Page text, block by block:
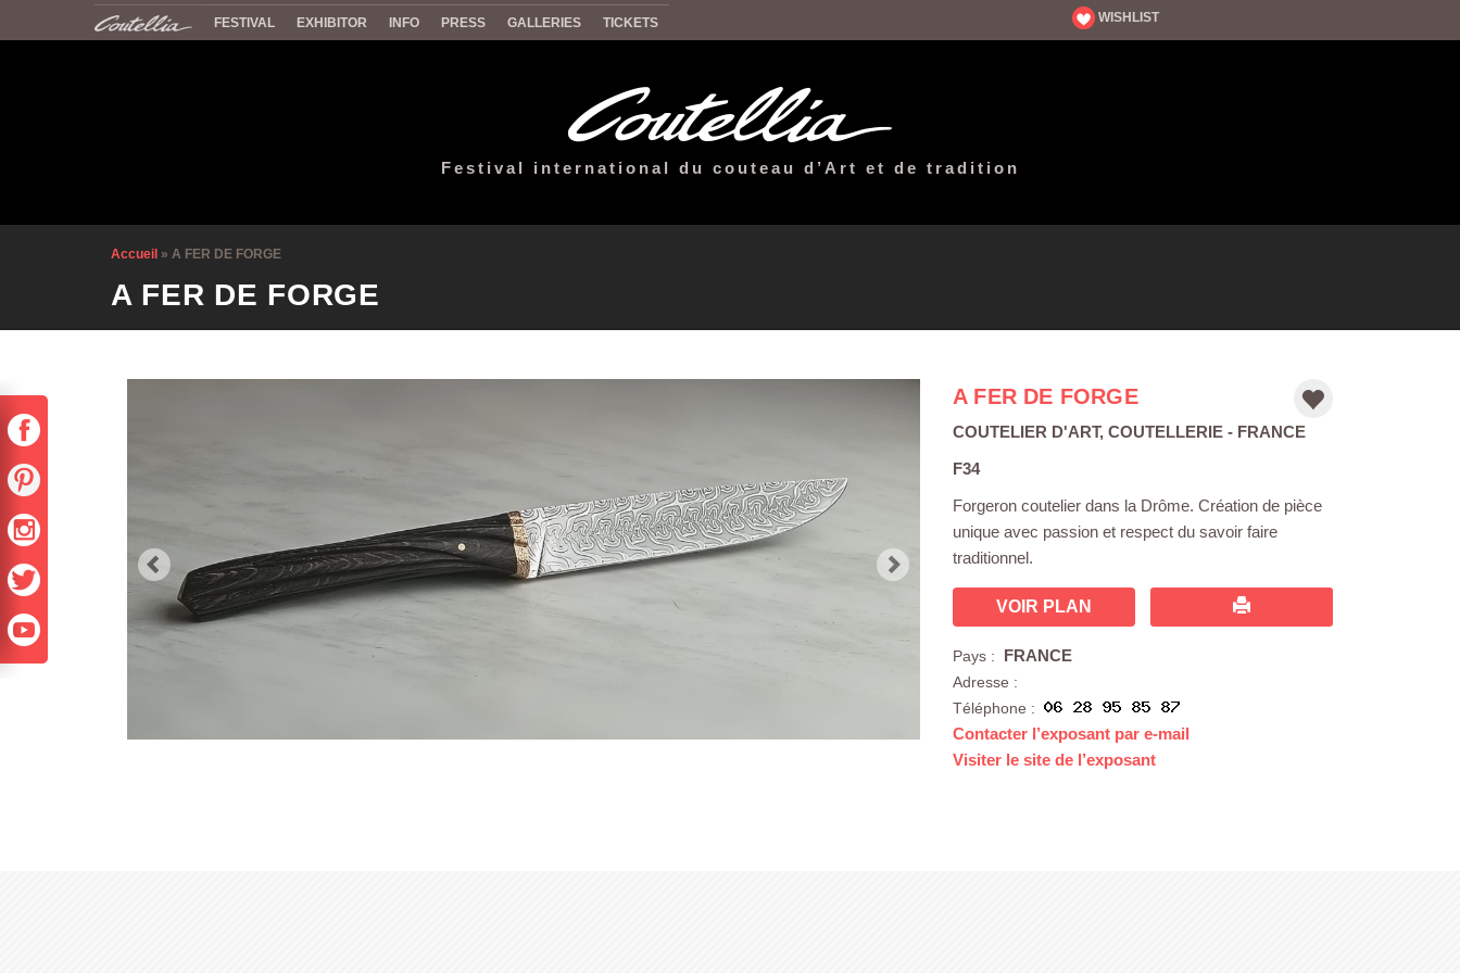
FESTIVAL EXHIBITOR INFO PRESS GALLERIES TICKETS WISHLIST
Festival international du couteau d’Art et de tradition
Accueil » A FER DE FORGE
A FER DE FORGE
A FER DE FORGE
COUTELIER D'ART, COUTELLERIE - FRANCE
F34
Forgeron coutelier dans la Drôme. Création de pièce
unique avec passion et respect du savoir faire
traditionnel.
VOIR PLAN
Pays : FRANCE
Adresse :
Téléphone :
Contacter l’exposant par e-mail
Visiter le site de l’exposant